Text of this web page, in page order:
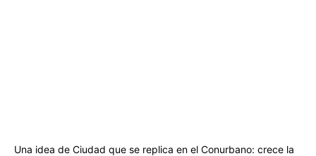
Una idea de Ciudad que se replica en el Conurbano: crece la